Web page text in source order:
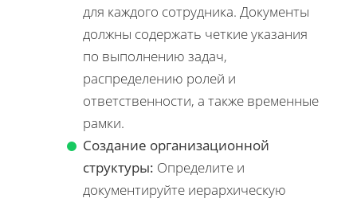
для каждого сотрудника. Документы
должны содержать четкие указания
по выполнению задач,
распределению ролей и
ответственности, а также временные
рамки.
Создание организационной
структуры: Определите и
документируйте иерархическую